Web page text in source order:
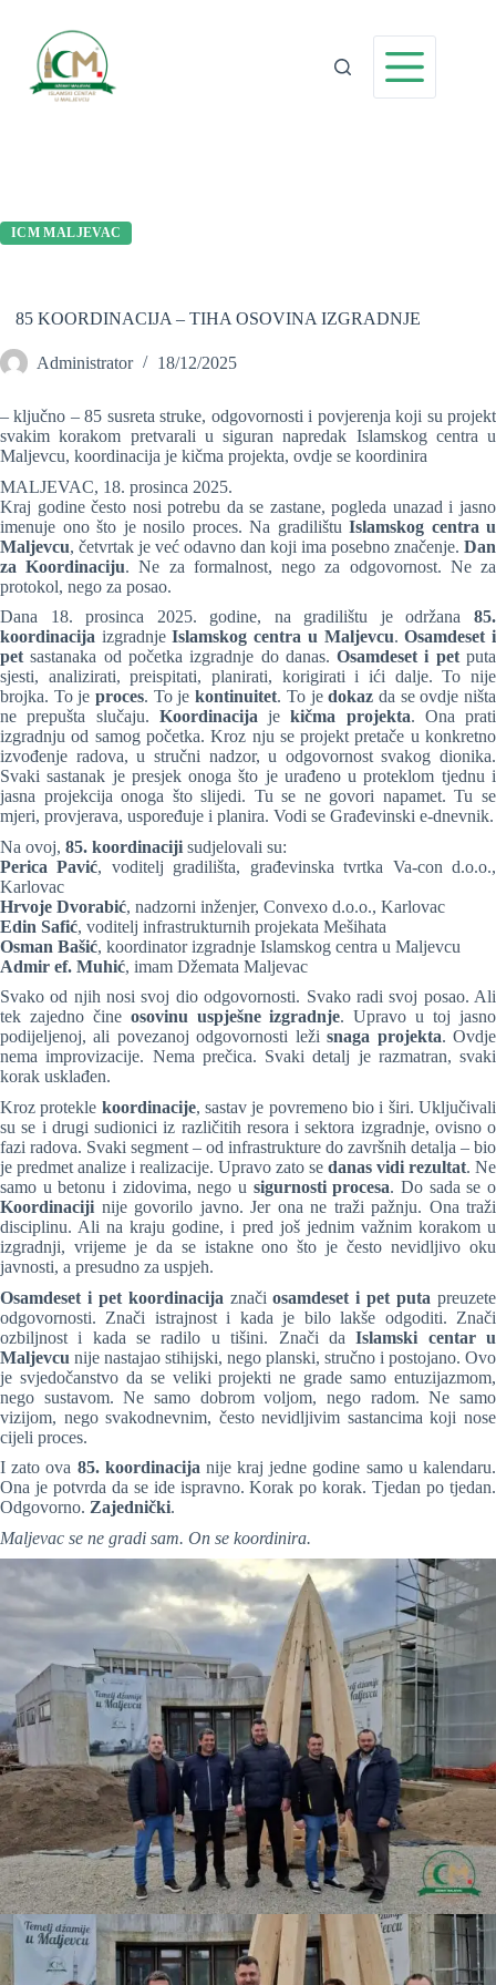
sadržaj
ICM MALJEVAC
85 KOORDINACIJA – TIHA OSOVINA IZGRADNJE
Administrator 18/12/2025
– ključno – 85 susreta struke, odgovornosti i povjerenja koji su projekt
svakim korakom pretvarali u siguran napredak Islamskog centra u
Maljevcu, koordinacija je kičma projekta, ovdje se koordinira
MALJEVAC, 18. prosinca 2025.
Kraj godine često nosi potrebu da se zastane, pogleda unazad i jasno
imenuje ono što je nosilo proces. Na gradilištu Islamskog centra u
Maljevcu, četvrtak je već odavno dan koji ima posebno značenje. Dan
za Koordinaciju. Ne za formalnost, nego za odgovornost. Ne za
protokol, nego za posao.
Dana 18. prosinca 2025. godine, na gradilištu je održana 85.
koordinacija izgradnjeIslamskog centra u Maljevcu.Osamdeset i
pet sastanaka od početka izgradnje do danas.Osamdeset i petputa
sjesti, analizirati, preispitati, planirati, korigirati i ići dalje. To nije
brojka. To jeproces. To jekontinuitet. To jedokaz da se ovdje ništa
ne prepušta slučaju. Koordinacija jekičma projekta. Ona prati
izgradnju od samog početka. Kroz nju se projekt pretače u konkretno
izvođenje radova, u stručni nadzor, u odgovornost svakog dionika.
Svaki sastanak je presjek onoga što je urađeno u proteklom tjednu i
jasna projekcija onoga što slijedi. Tu se ne govori napamet. Tu se
mjeri, provjerava, uspoređuje i planira. Vodi se Građevinski e-dnevnik.
Na ovoj, 85. koordinaciji sudjelovali su:
Perica Pavić, voditelj gradilišta, građevinska tvrtka Va-con d.o.o.,
Karlovac
Hrvoje Dvorabić, nadzorni inženjer, Convexo d.o.o., Karlovac
Edin Safić, voditelj infrastrukturnih projekata Mešihata
Osman Bašić, koordinator izgradnje Islamskog centra u Maljevcu
Admir ef. Muhić, imam Džemata Maljevac
Svako od njih nosi svoj dio odgovornosti. Svako radi svoj posao. Ali
tek zajedno čine osovinu uspješne izgradnje. Upravo u toj jasno
podijeljenoj, ali povezanoj odgovornosti ležisnaga projekta. Ovdje
nema improvizacije. Nema prečica. Svaki detalj je razmatran, svaki
korak usklađen.
Kroz protekle koordinacije, sastav je povremeno bio i širi. Uključivali
su se i drugi sudionici iz različitih resora i sektora izgradnje, ovisno o
fazi radova. Svaki segment – od infrastrukture do završnih detalja – bio
je predmet analize i realizacije. Upravo zato se danas vidi rezultat. Ne
samo u betonu i zidovima, nego u sigurnosti procesa. Do sada se o
Koordinaciji nije govorilo javno. Jer ona ne traži pažnju. Ona traži
disciplinu. Ali na kraju godine, i pred još jednim važnim korakom u
izgradnji, vrijeme je da se istakne ono što je često nevidljivo oku
javnosti, a presudno za uspjeh.
Osamdeset i pet koordinacija značiosamdeset i pet puta preuzete
odgovornosti. Znači istrajnost i kada je bilo lakše odgoditi. Znači
ozbiljnost i kada se radilo u tišini. Znači daIslamski centar u
Maljevcu nije nastajao stihijski, nego planski, stručno i postojano. Ovo
je svjedočanstvo da se veliki projekti ne grade samo entuzijazmom,
nego sustavom. Ne samo dobrom voljom, nego radom. Ne samo
vizijom, nego svakodnevnim, često nevidljivim sastancima koji nose
cijeli proces.
I zato ova 85. koordinacija nije kraj jedne godine samo u kalendaru.
Ona je potvrda da se ide ispravno. Korak po korak. Tjedan po tjedan.
Odgovorno. Zajednički.
Maljevac se ne gradi sam. On se koordinira.